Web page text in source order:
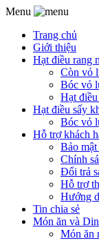
Menu
Trang chủ
Giới thiệu
Hạt điều rang
Còn vỏ
Bóc vỏ
Hạt
Hạt điều sấy
Bóc vỏ
Hỗ trợ khách
Bảo
Chính
Đổi trả
Hỗ trợ
Hướng
Tin chia sẻ
Món ăn và
Món ăn